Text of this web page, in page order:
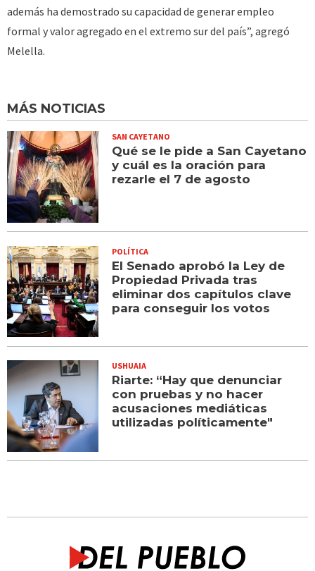
además ha demostrado su capacidad de generar empleo
formal y valor agregado en el extremo sur del país”, agregó
Melella.
MÁS NOTICIAS
SAN CAYETANO
Qué se le pide a San Cayetano
y cuál es la oración para
rezarle el 7 de agosto
POLÍTICA
El Senado aprobó la Ley de
Propiedad Privada tras
eliminar dos capítulos clave
para conseguir los votos
USHUAIA
Riarte: “Hay que denunciar
con pruebas y no hacer
acusaciones mediáticas
utilizadas políticamente"